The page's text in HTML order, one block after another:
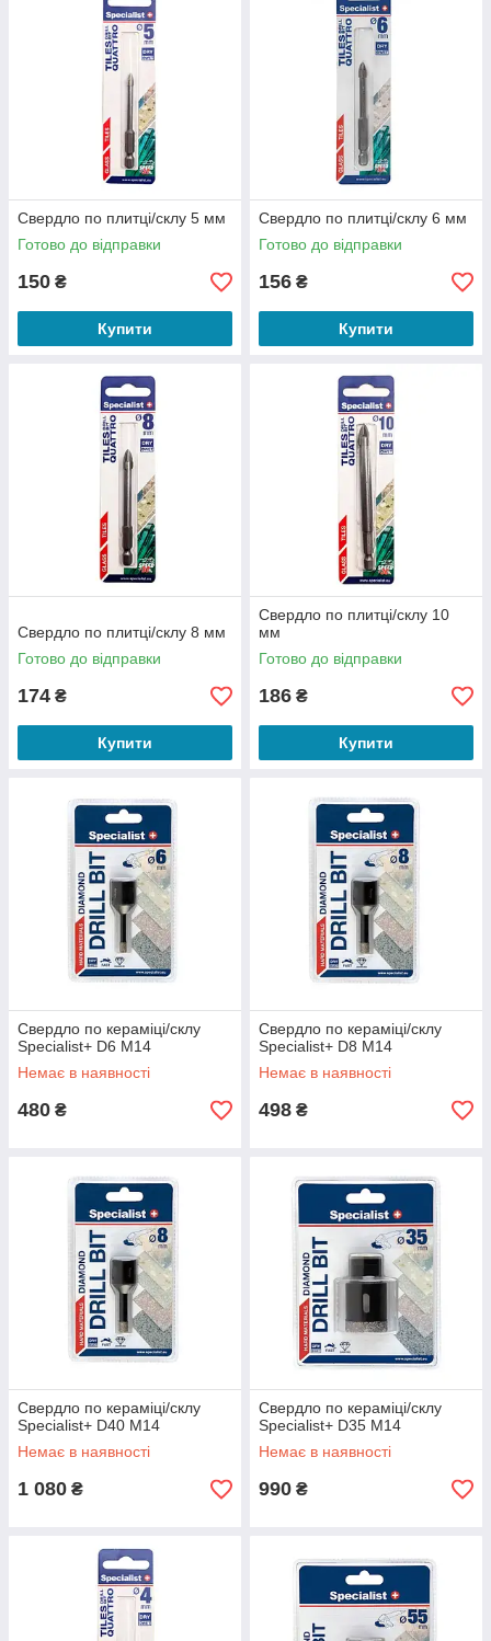
Свердло по плитці/склу 5 мм
Готово до відправки
150 ₴
Купити
Свердло по плитці/склу 6 мм
Готово до відправки
156 ₴
Купити
Свердло по плитці/склу 8 мм
Готово до відправки
174 ₴
Купити
Свердло по плитці/склу 10
мм
Готово до відправки
186 ₴
Купити
Свердло по кераміці/склу
Specialist+ D6 M14
Немає в наявності
480 ₴
Свердло по кераміці/склу
Specialist+ D8 M14
Немає в наявності
498 ₴
Свердло по кераміці/склу
Specialist+ D40 M14
Немає в наявності
1 080 ₴
Свердло по кераміці/склу
Specialist+ D35 M14
Немає в наявності
990 ₴